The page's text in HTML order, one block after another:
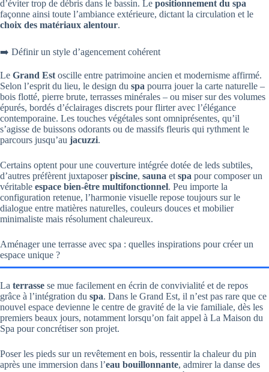
d’éviter trop de débris dans le bassin. Le positionnement du spa
façonne ainsi toute l’ambiance extérieure, dictant la circulation et le
choix des matériaux alentour.
➡️ Définir un style d’agencement cohérent
Le Grand Est oscille entre patrimoine ancien et modernisme affirmé.
Selon l’esprit du lieu, le design du spa pourra jouer la carte naturelle –
bois flotté, pierre brute, terrasses minérales – ou miser sur des volumes
épurés, bordés d’éclairages discrets pour flirter avec l’élégance
contemporaine. Les touches végétales sont omniprésentes, qu’il
s’agisse de buissons odorants ou de massifs fleuris qui rythment le
parcours jusqu’au jacuzzi.
Certains optent pour une couverture intégrée dotée de leds subtiles,
d’autres préfèrent juxtaposerpiscine, sauna et spa pour composer un
véritable espace bien-être multifonctionnel. Peu importe la
configuration retenue, l’harmonie visuelle repose toujours sur le
dialogue entre matières naturelles, couleurs douces et mobilier
minimaliste mais résolument chaleureux.
Aménager une terrasse avec spa : quelles inspirations pour créer un
espace unique ?
La terrasse se mue facilement en écrin de convivialité et de repos
grâce à l’intégration du spa. Dans le Grand Est, il n’est pas rare que ce
nouvel espace devienne le centre de gravité de la vie familiale, dès les
premiers beaux jours, notamment lorsqu’on fait appel à La Maison du
Spa pour concrétiser son projet.
Poser les pieds sur un revêtement en bois, ressentir la chaleur du pin
après une immersion dans l’eau bouillonnante, admirer la danse des